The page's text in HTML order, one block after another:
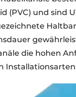
(PVC) und sind
die hohen